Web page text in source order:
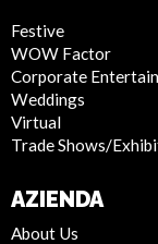
Festive
WOW Factor
Corporate
Weddings
Virtual
Trade Shows/
AZIENDA
About Us